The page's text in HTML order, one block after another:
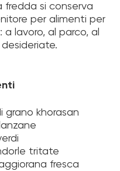
si conserva
per alimenti per
lavoro, al parco, al
grano khorasan
tritate
fresca